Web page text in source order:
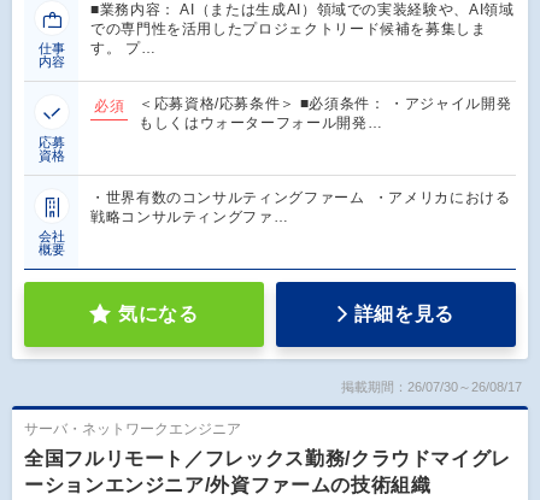
仕事
内容
■業務内容： AI（または生成AI）領域での実装経験や、AI領域
での専門性を活用したプロジェクトリード候補を募集しま
す。 プ…
応募
資格
必須
＜応募資格/応募条件＞ ■必須条件： ・アジャイル開発
もしくはウォーターフォール開発…
会社
概要
・世界有数のコンサルティングファーム ・アメリカにおける
戦略コンサルティングファ…
気になる 詳細を見る
掲載期間：26/07/30～26/08/17
サーバ・ネットワークエンジニア
全国フルリモート／フレックス勤務/クラウドマイグレ
ーションエンジニア/外資ファームの技術組織